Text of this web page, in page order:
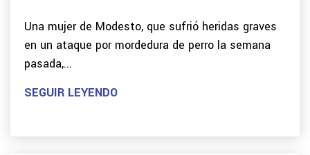
Una mujer de Modesto, que sufrió heridas graves
en un ataque por mordedura de perro la semana
pasada,...
SEGUIR LEYENDO